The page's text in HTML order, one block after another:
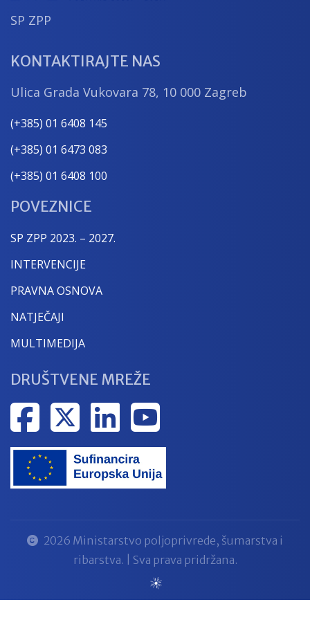
SP ZPP
KONTAKTIRAJTE NAS
Ulica Grada Vukovara 78, 10 000 Zagreb
(+385) 01 6408 145
(+385) 01 6473 083
(+385) 01 6408 100
POVEZNICE
SP ZPP 2023. – 2027.
INTERVENCIJE
PRAVNA OSNOVA
NATJEČAJI
MULTIMEDIJA
DRUŠTVENE MREŽE
2026 Ministarstvo poljoprivrede, šumarstva i
ribarstva. | Sva prava pridržana.